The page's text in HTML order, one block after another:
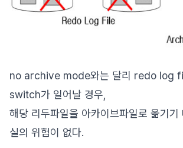
no archive mode와는 달리 redo log
switch가 일어날 경우,
해당 리두파일을 아카이브파일로 옮기기
실의 위험이 없다.